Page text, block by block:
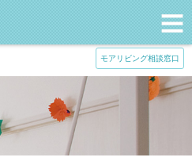
モアリビング相談窓口